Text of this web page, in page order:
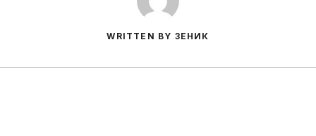
WRITTEN BY ЗЕНИК